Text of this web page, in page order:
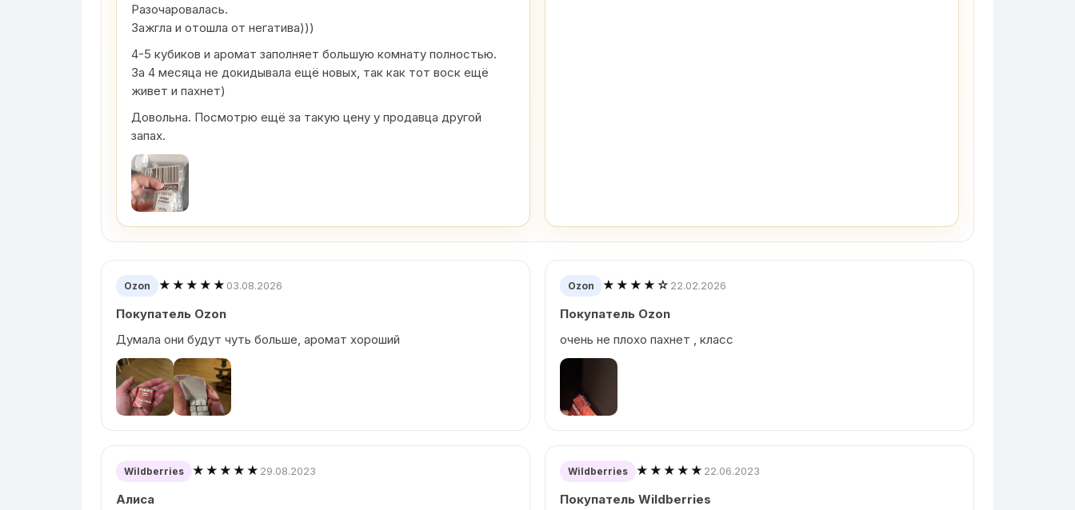
Разочаровалась.
Зажгла и отошла от негатива)))
4-5 кубиков и аромат заполняет большую комнату полностью.
За 4 месяца не докидывала ещё новых, так как тот воск ещё
живет и пахнет)
Довольна. Посмотрю ещё за такую цену у продавца другой
запах.
Ozon ★★★★★ 03.08.2026
Покупатель Ozon
Думала они будут чуть больше, аромат хороший
Ozon ★★★★☆ 22.02.2026
Покупатель Ozon
очень не плохо пахнет , класс
Wildberries ★★★★★ 29.08.2023
Алиса
Wildberries ★★★★★ 22.06.2023
Покупатель Wildberries